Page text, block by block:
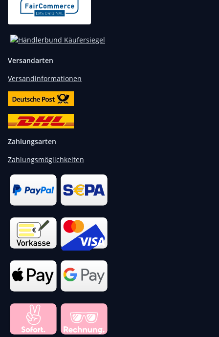
Versandarten
Versandinformationen
Zahlungsarten
Zahlungsmöglichkeiten